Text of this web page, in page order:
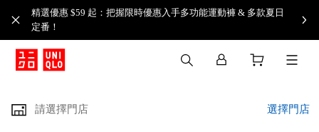
精選優惠 $59 起：把握限時優惠入手多功能運動褲 & 多款夏日
定番！​
請選擇門店 選擇門店